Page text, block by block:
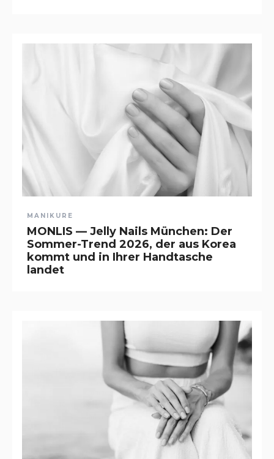
MANIKURE
MONLIS — Jelly Nails München: Der
Sommer-Trend 2026, der aus Korea
kommt und in Ihrer Handtasche
landet